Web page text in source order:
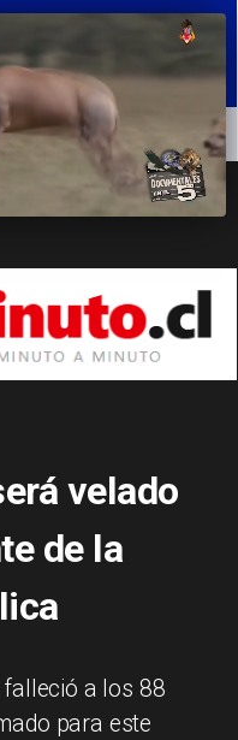
POLÍTICA
velado
de la
a los 88
para este